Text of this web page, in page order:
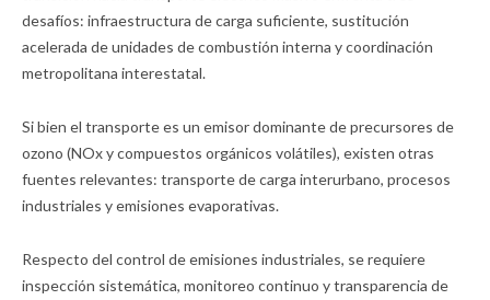
desafíos: infraestructura de carga suficiente, sustitución
acelerada de unidades de combustión interna y coordinación
metropolitana interestatal.
Si bien el transporte es un emisor dominante de precursores de
ozono (NOx y compuestos orgánicos volátiles), existen otras
fuentes relevantes: transporte de carga interurbano, procesos
industriales y emisiones evaporativas.
Respecto del control de emisiones industriales, se requiere
inspección sistemática, monitoreo continuo y transparencia de